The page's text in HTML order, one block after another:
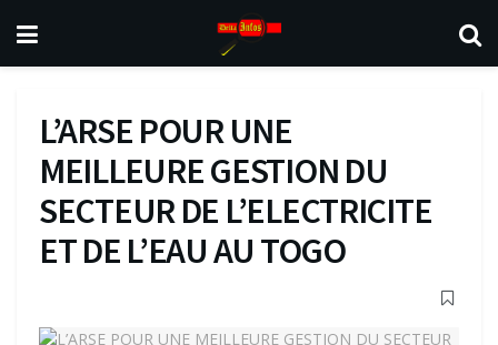
L’ARSE POUR UNE
MEILLEURE GESTION DU
SECTEUR DE L’ELECTRICITE
ET DE L’EAU AU TOGO